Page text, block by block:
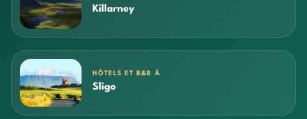
Killarney
HÔTELS ET B&B À
Sligo